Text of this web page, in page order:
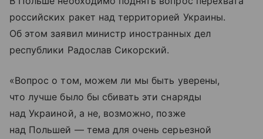
российских ракет над территорией Украины.
Об этом заявил министр иностранных дел
республики Радослав Сикорский.
«Вопрос о том, можем ли мы быть уверены,
что лучше было бы сбивать эти снаряды
над Украиной, а не, возможно, позже
над Польшей — тема для очень серьезной